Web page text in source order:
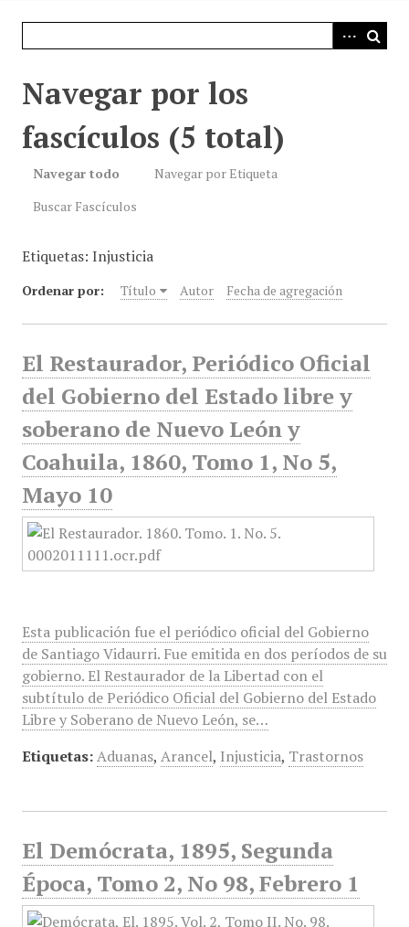
Navegar por los
fascículos (5 total)
Navegar todo
Navegar por Etiqueta
Buscar Fascículos
Etiquetas: Injusticia
Ordenar por: Título Autor Fecha de agregación
El Restaurador, Periódico Oficial
del Gobierno del Estado libre y
soberano de Nuevo León y
Coahuila, 1860, Tomo 1, No 5,
Mayo 10
Esta publicación fue el periódico oficial del Gobierno
de Santiago Vidaurri. Fue emitida en dos períodos de su
gobierno. El Restaurador de la Libertad con el
subtítulo de Periódico Oficial del Gobierno del Estado
Libre y Soberano de Nuevo León, se…
Etiquetas: Aduanas, Arancel, Injusticia, Trastornos
El Demócrata, 1895, Segunda
Época, Tomo 2, No 98, Febrero 1